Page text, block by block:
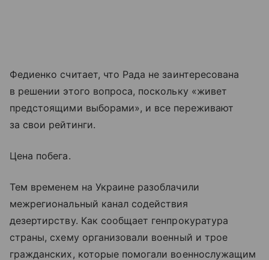
Федиенко считает, что Рада не заинтересована
в решении этого вопроса, поскольку «живет
предстоящими выборами», и все переживают
за свои рейтинги.
Цена побега.
Тем временем на Украине разоблачили
межрегиональный канал содействия
дезертирству. Как сообщает генпрокуратура
страны, схему организовали военный и трое
гражданских, которые помогали военнослужащим